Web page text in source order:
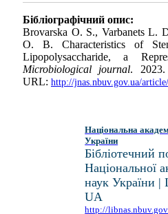
Бібліографічний опис:
Brovarska O. S., Varbanets L.
O. B. Characteristics of
Lipopolysaccharide, a
Microbiological journal.
URL: http://jnas.nbuv.gov.ua/
Національна
України
Бібліотечний
Національної
наук України |
UA
http://